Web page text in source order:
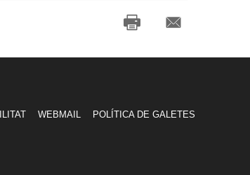
WEBMAIL POLÍTICA DE GALETES